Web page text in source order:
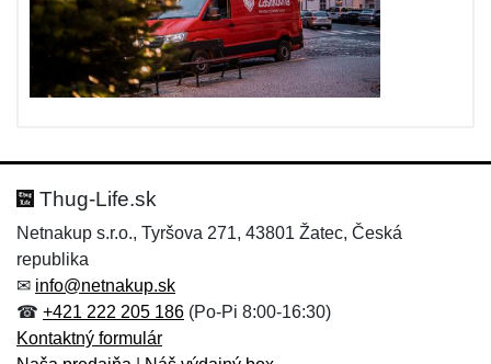
Thug-Life.sk
Netnakup s.r.o., Tyršova 271, 43801 Žatec, Česká
republika
✉ info@netnakup.sk
☎ +421 222 205 186 (Po-Pi 8:00-16:30)
Kontaktný formulár